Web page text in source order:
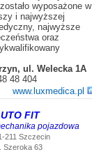
wyposażone w
i najwyższej
najwyższe
oraz
ul. Welecka 1A
48 404
www.luxmedica.pl
FIT
pojazdowa
211 Szczecin
Szeroka 63